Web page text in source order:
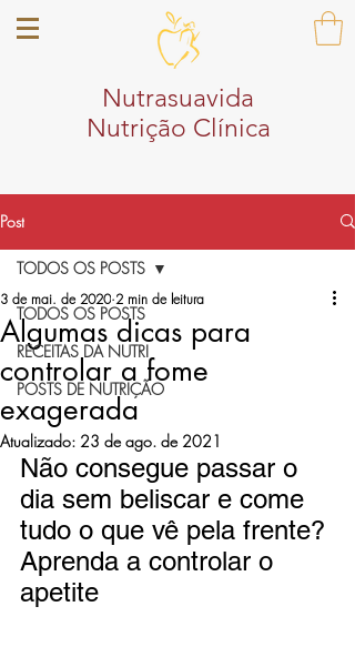
Nutrasuavida
Nutrição Clínica
Post
TODOS OS POSTS
RECEITAS DA NUTRI
POSTS DE NUTRIÇÃO
TODOS OS POSTS
Algumas dicas para
controlar a fome
exagerada
3 de mai. de 2020 2 min de leitura
Atualizado: 23 de ago. de 2021
Não consegue passar o
dia sem beliscar e come
tudo o que vê pela frente?
Aprenda a controlar o
apetite